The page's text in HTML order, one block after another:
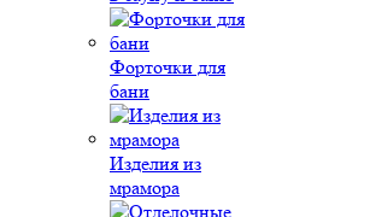
Форточки для
бани
Изделия из
мрамора